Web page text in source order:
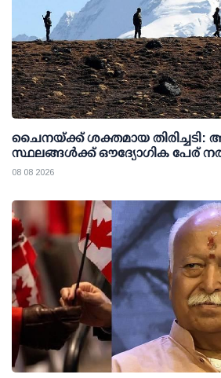
ചൈനയ്ക്ക് ശക്തമായ തിരിച്ചടി:
സ്ഥലങ്ങള്‍ക്ക് ഔദ്യോഗിക പേര്
08 08 2026